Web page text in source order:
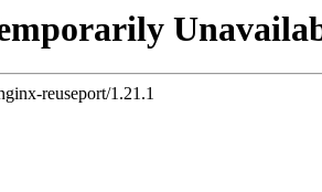
reuseport/1.21.1